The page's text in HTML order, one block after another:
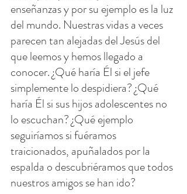
enseñanzas y por su ejemplo es la luz
del mundo. Nuestras vidas a veces
parecen tan alejadas del Jesús del
que leemos y hemos llegado a
conocer. ¿Qué haría Él si el jefe
simplemente lo despidiera? ¿Qué
haría Él si sus hijos adolescentes no
lo escuchan? ¿Qué ejemplo
seguiríamos si fuéramos
traicionados, apuñalados por la
espalda o descubriéramos que todos
nuestros amigos se han ido?